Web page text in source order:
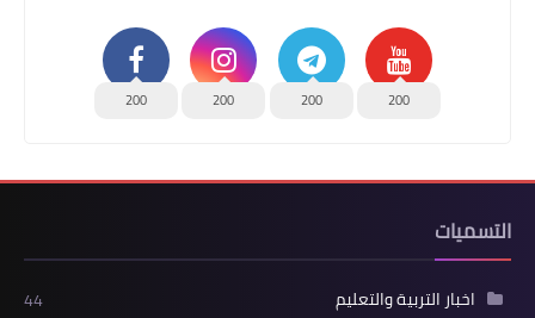
200
200
200
200
التسميات
اخبار التربية والتعليم
44